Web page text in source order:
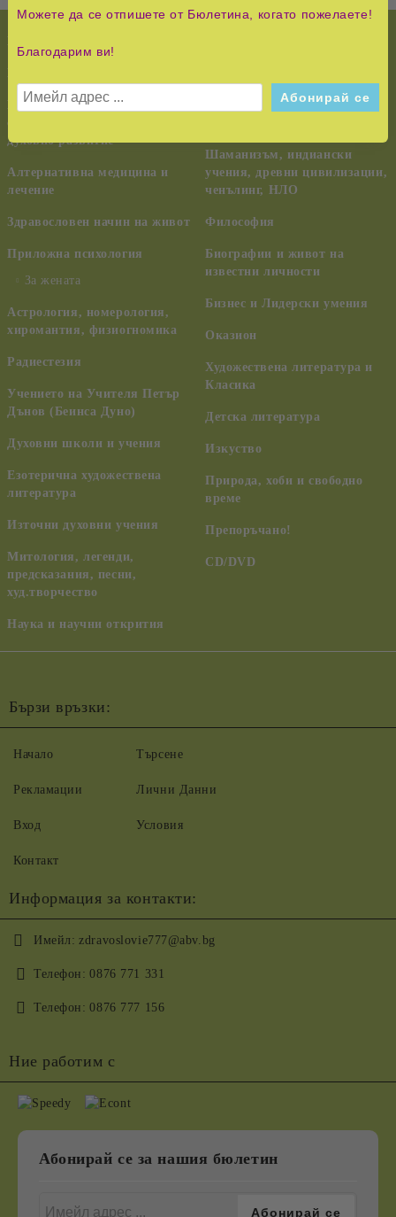
НОВО!
КУРС НА ЧУДЕСАТА
Езотерика,
самоусъвършенстване,
духовно развитие
Алтернативна медицина и
лечение
Здравословен начин на живот
Приложна психология
За жената
Астрология, номерология,
хиромантия, физиогномика
Радиестезия
Учението на Учителя Петър
Дънов (Беинса Дуно)
Духовни школи и учения
Езотерична художествена
литература
Източни духовни учения
Митология, легенди,
предсказания, песни,
худ.творчество
Наука и научни открития
Шаманизъм, индиански
учения, древни цивилизации,
ченълинг, НЛО
Философия
Биографии и живот на
известни личности
Бизнес и Лидерски умения
Оказион
Художествена литература и
Класика
Детска литература
Изкуство
Природа, хоби и свободно
време
Препоръчано!
CD/DVD
Бързи връзки:
Начало
Рекламации
Вход
Контакт
Търсене
Лични Данни
Условия
Информация за контакти:
Имейл: zdravoslovie777@abv.bg
Телефон: 0876 771 331
Телефон: 0876 777 156
Ние работим с
Абонирай се за нашия бюлетин
Можете да се отпишете от Бюлетина, когато пожелаете!
Благодарим ви!